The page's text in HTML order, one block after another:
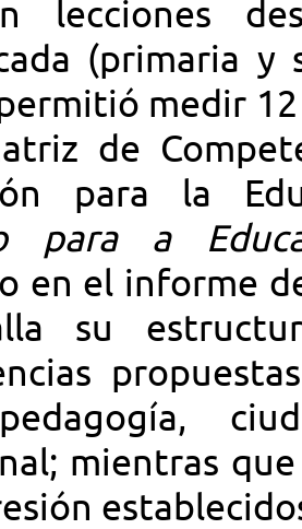
lecciones
(primaria y
medir
de
para la
para a
en el informe
su
mientras